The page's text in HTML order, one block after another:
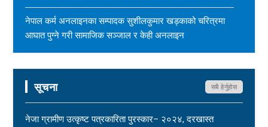
नेपाल कर्म अनलाइनका सम्पादक सुशीलकुमार खड्काको चरित्रमा
आघात पुग्ने गरी सामाजिक सञ्जाल र केही अनलाइन
महासंघ बैतडी शाखाका अध्यक्ष नरिदत्त बडुलाई पितृशोक परेको दुःखद्
खबरले नेपाल पत्रकार महासंघ स्तब्ध र दुःखी - २०८३ साउन १७
New
सूचना सबै हेर्नुहोस
नेजा ग्रामीण उत्कृष्ट पत्रकारिता पुरस्कार– २०२४, दरखास्त